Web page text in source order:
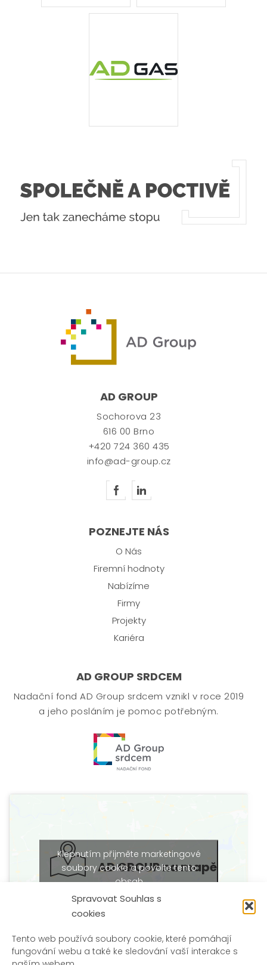
Spravovat Souhlas s
cookies
Tento web používá soubory cookie, které pomáhají
fungování webu a také ke sledování vaší interakce s
AD GROUP
Sochorova 23
616 00 Brno
+420 724 360 435
info@ad-group.cz
POZNEJTE NÁS
O Nás
Firemní hodnoty
Nabízíme
Firmy
Projekty
Kariéra
AD GROUP SRDCEM
Nadační fond AD Group srdcem vznikl v roce 2019
a jeho posláním je pomoc potřebným.
AD GROUP na mapě
Klepnutím přijměte marketingové
soubory cookie a povolte tento
obsah